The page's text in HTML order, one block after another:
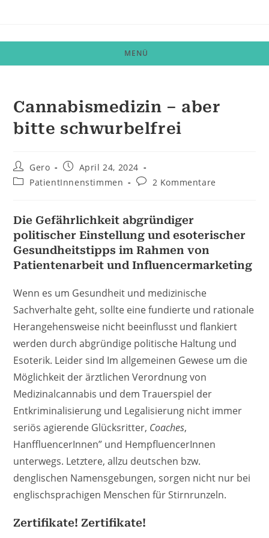
MENÜ
Cannabismedizin – aber
bitte schwurbelfrei
Beitrags-
Autor:
Gero
Beitrag
veröffentlicht:
April 24, 2024
Beitrags-
PatientInnenstimmen
Beitrags-
2 Kommentare
Die Gefährlichkeit abgründiger
politischer Einstellung und esoterischer
Gesundheitstipps im Rahmen von
Patientenarbeit und Influencermarketing
Wenn es um Gesundheit und medizinische
Sachverhalte geht, sollte eine fundierte und rationale
Herangehensweise nicht beeinflusst und flankiert
werden durch abgründige politische Haltung und
Esoterik. Leider sind Im allgemeinen Gewese um die
Möglichkeit der ärztlichen Verordnung von
Medizinalcannabis und dem Trauerspiel der
Entkriminalisierung und Legalisierung nicht immer
seriös agierende Glücksritter, Coaches,
HanffluencerInnen” und HempfluencerInnen
unterwegs. Letztere, allzu deutschen bzw.
denglischen Namensgebungen, sorgen nicht nur bei
englischsprachigen Menschen für Stirnrunzeln.
Zertifikate! Zertifikate!